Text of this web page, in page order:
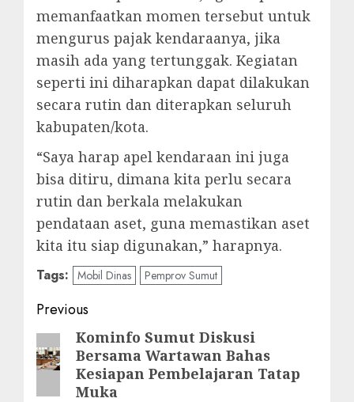
memanfaatkan momen tersebut untuk
mengurus pajak kendaraanya, jika
masih ada yang tertunggak. Kegiatan
seperti ini diharapkan dapat dilakukan
secara rutin dan diterapkan seluruh
kabupaten/kota.
“Saya harap apel kendaraan ini juga
bisa ditiru, dimana kita perlu secara
rutin dan berkala melakukan
pendataan aset, guna memastikan aset
kita itu siap digunakan,” harapnya.
Tags: Mobil Dinas Pemprov Sumut
Post
navigation
Previous
Previous
post:
Kominfo Sumut Diskusi
Bersama Wartawan Bahas
Kesiapan Pembelajaran Tatap
Muka